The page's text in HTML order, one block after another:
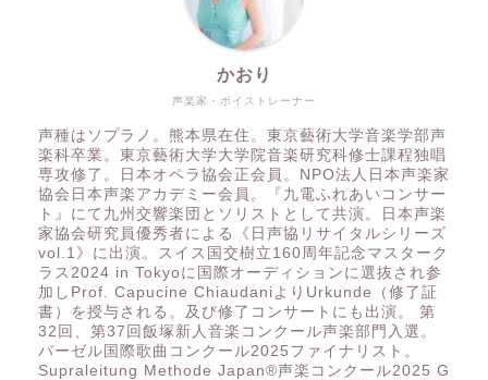
声楽家・ボイストレーナー
かおり
声種はソプラノ。熊本県在住。東京藝術大学音楽学部声
楽科卒業。東京藝術大学大学院音楽研究科修士課程独唱
専攻修了。日本オペラ協会正会員。NPO法人日本声楽家
協会日本声楽アカデミー会員。『九電ふれあいコンサー
ト』にて九州交響楽団とソリストとして共演。日本声楽
家協会研究員優秀者による《日声協リサイタルシリーズ
vol.1》に出演。スイス国交樹立160周年記念マスターク
ラス2024 in Tokyoに国際オーディションに選抜され参
加しProf. Capucine ChiaudaniよりUrkunde（修了証
書）を授与される。及び修了コンサートにも出演。 第
32回、第37回飯塚新人音楽コンクール声楽部門入選。
バーゼル国際歌曲コンクール2025ファイナリスト。
Supraleitung Methode Japan®️声楽コンクール2025 G